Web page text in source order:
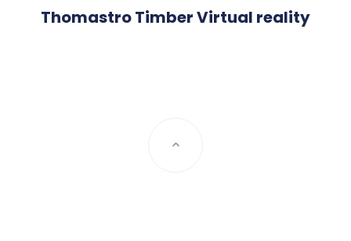
Thomastro Timber Virtual reality